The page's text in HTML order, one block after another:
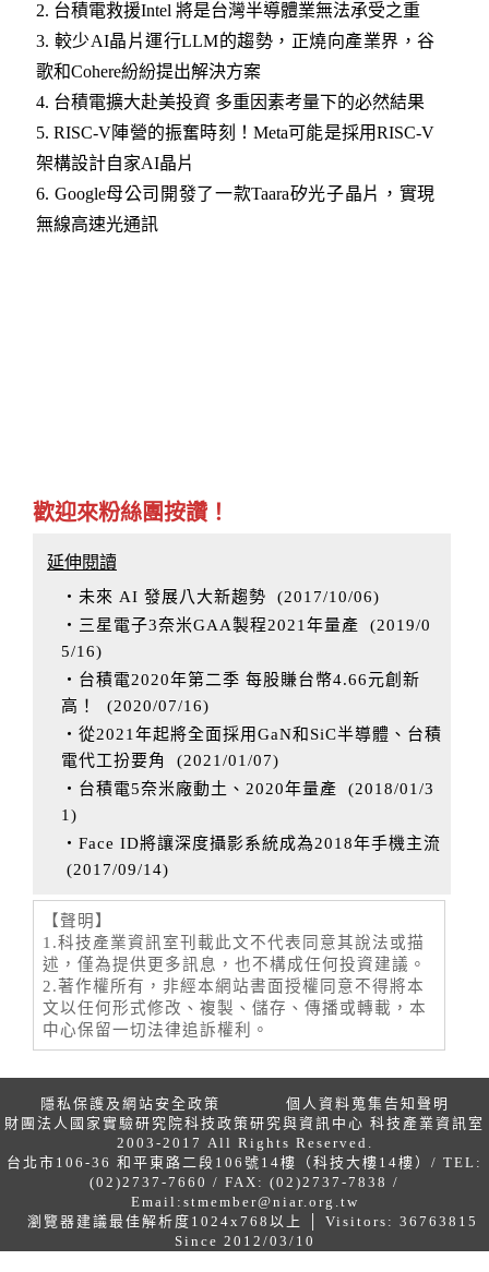
2. 台積電救援Intel 將是台灣半導體業無法承受之重
3. 較少AI晶片運行LLM的趨勢，正燒向產業界，谷
歌和Cohere紛紛提出解決方案
4. 台積電擴大赴美投資 多重因素考量下的必然結果
5.RISC-V陣營的振奮時刻！Meta可能是採用RISC-V
架構設計自家AI晶片
6. Google母公司開發了一款Taara矽光子晶片，實現
無線高速光通訊
歡迎來粉絲團按讚！
延伸閱讀
‧未來 AI 發展八大新趨勢 (2017/10/06)
‧三星電子3奈米GAA製程2021年量產 (2019/0
5/16)
‧台積電2020年第二季 每股賺台幣4.66元創新
高！
(2020/07/16)
‧從2021年起將全面採用GaN和SiC半導體、台積
電代工扮要角
(2021/01/07)
‧台積電5奈米廠動土、2020年量產 (2018/01/3
1 )
‧Face ID將讓深度攝影系統成為2018年手機主流
(2017/09/14)
【聲明】
1.科技產業資訊室刊載此文不代表同意其說法或描
述，僅為提供更多訊息，也不構成任何投資建議。
2.著作權所有，非經本網站書面授權同意不得將本
文以任何形式修改、複製、儲存、傳播或轉載，本
中心保留一切法律追訴權利。
隱私保護及網站安全政策
個人資料蒐集告知聲明
財團法人國家實驗研究院科技政策研究與資訊中心 科技產業資訊室
2003-2017 All Rights Reserved.
台北市106-36 和平東路二段106號14樓（科技大樓14樓）/ TEL:
(02)2737-7660 / FAX: (02)2737-7838 /
Email: stmember@niar.org.tw
瀏覽器建議最佳解析度1024x768以上 │ Visitors: 36763815
Since 2012/03/10